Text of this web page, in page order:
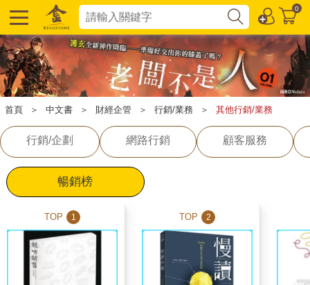
0
首頁 ＞ 中文書 ＞ 財經企管 ＞ 行銷/業務 ＞ 其他行銷/業務
行銷/企劃 網路行銷 顧客服務
暢銷榜
TOP 1 TOP 2